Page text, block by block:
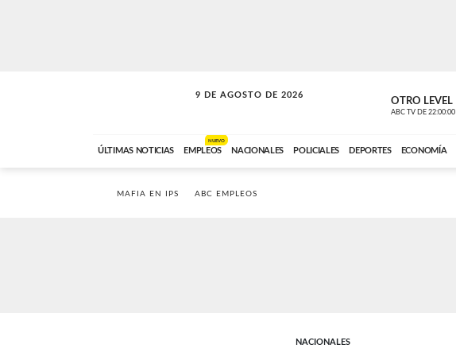
9 DE AGOSTO DE 2026
SOLO MÚSICA OTRO LEVEL
ABC TV DE 22:00:00
ÚLTIMAS NOTICIAS EMPLEOS
NUEVO
NACIONALES POLICIALES DEPORTES ECONOMÍA
MAFIA EN IPS ABC EMPLEOS
NACIONALES